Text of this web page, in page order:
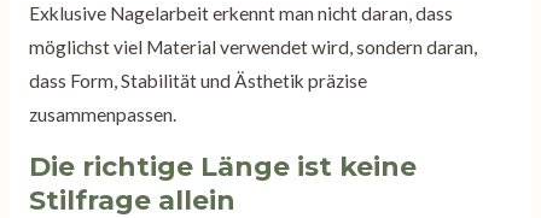
Exklusive Nagelarbeit erkennt man nicht daran, dass
möglichst viel Material verwendet wird, sondern daran,
dass Form, Stabilität und Ästhetik präzise
zusammenpassen.
Die richtige Länge ist keine
Stilfrage allein